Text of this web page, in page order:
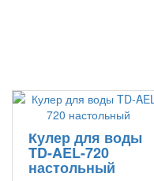
Кулер для воды
TD-AEL-720
настольный